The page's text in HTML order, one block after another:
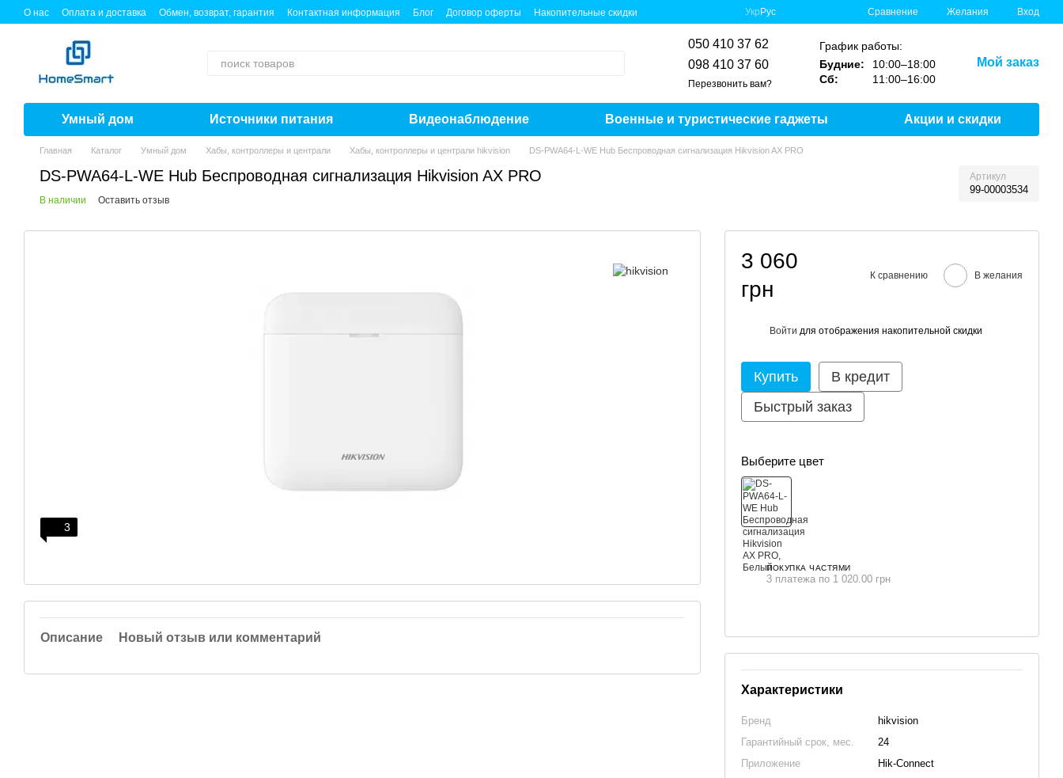
Перейти к основному контенту
О нас Оплата и доставка Обмен, возврат, гарантия Контактная информация Блог Договор оферты Накопительные скидки Укр Рус Сравнение Желания Вход
050 410 37 62
098 410 37 60
Перезвонить вам?
График работы:
Будние:
10:00–18:00
Сб:
11:00–16:00
Мой заказ
Умный дом Источники питания Видеонаблюдение Военные и туристические гаджеты Акции и скидки
Главная Каталог Умный дом Хабы, контроллеры и централи Хабы, контроллеры и централи hikvision DS-PWA64-L-WE Hub Беспроводная сигнализация Hikvision AX PRO
DS-PWA64-L-WE Hub Беспроводная сигнализация Hikvision AX PRO Артикул
99-00003534
В наличии Оставить отзыв
3 060
грн
К сравнению В желания
Войти для отображения накопительной скидки
Купить
В кредит
Быстрый заказ
Выберите цвет
ПОКУПКА ЧАСТЯМИ
3 платежа по 1 020.00 грн
Характеристики
Бренд
hikvision
Гарантийный срок, мес.
24
Приложение
Hik-Connect
3
Описание Новый отзыв или комментарий